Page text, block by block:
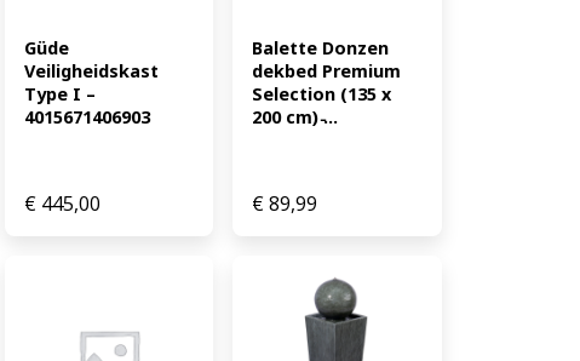
Güde
Veiligheidskast
Type I –
4015671406903
€445,00
Balette Donzen
dekbed Premium
Selection (135 x
200 cm) ̵...
€89,99